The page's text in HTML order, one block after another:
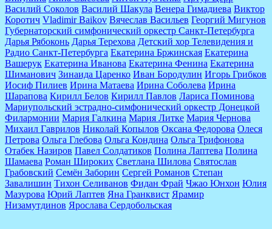
Василий Соколов Василий Шакула Венера Гимадиева Виктор
Коротич Vladimir Baikov Вячеслав Васильев Георгий Мигунов
Губернаторский симфонический оркестр Санкт-Петербурга
Дарья Рябоконь Дарья Терехова Детский хор Телевидения и
Радио Санкт-Петербурга Екатерина Бржинская Екатерина
Вашерук Екатерина Иванова Екатерина Фенина Екатерина
Шиманович Зинаида Царенко Иван Бородулин Игорь Грибков
Иосиф Пилиев Ирина Матаева Ирина Соболева Ирина
Шарапова Кирилл Белов Кирилл Павлов Лариса Поминова
Мариупольский эстрадно-симфонический оркестр Донецкой
Филармонии Мария Галкина Мария Литке Мария Чернова
Михаил Гаврилов Николай Копылов Оксана Федорова Олеся
Петрова Ольга Глебова Ольга Кондина Ольга Трифонова
Отабек Назиров Павел Солдатиков Полина Лаптева Полина
Шамаева Роман Широких Светлана Шилова Святослав
Грабовский Семён Заборин Сергей Романов Степан
Завалишин Тихон Селиванов Фидан Фрай Чжао Юнхон Юлия
Мазурова Юрий Лаптев Яна Гранквист Ярамир
Низамутдинов Ярослава Сердобольская